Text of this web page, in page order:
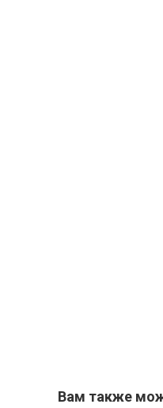
Вам также